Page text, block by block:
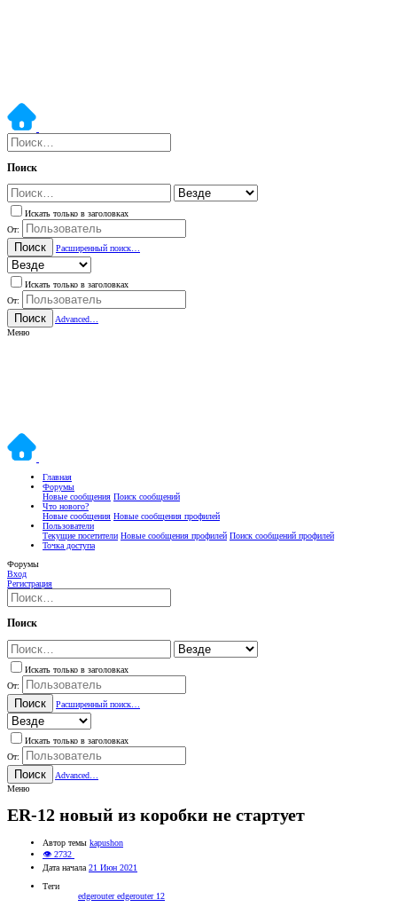
Поиск
Искать только в заголовках
От:
Поиск Расширенный поиск…
Искать только в заголовках
От:
Поиск
Advanced…
Меню
Главная
Форумы
Новые сообщения Поиск сообщений
Что нового?
Новые сообщения Новые сообщения профилей
Пользователи
Текущие посетители Новые сообщения профилей Поиск сообщений профилей
Точка доступа
Форумы
Вход
Регистрация
Поиск
Искать только в заголовках
От:
Поиск Расширенный поиск…
Искать только в заголовках
От:
Поиск
Advanced…
Меню
ER-12 новый из коробки не стартует
Автор темы kapushon
👁 2732
Дата начала 21 Июн 2021
Теги
edgerouteredgerouter 12